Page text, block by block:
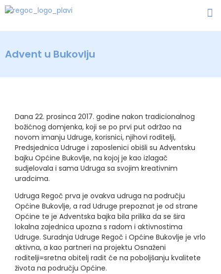
Advent u Bukovlju
Dana 22. prosinca 2017. godine nakon tradicionalnog
božićnog domjenka, koji se po prvi put održao na
novom imanju Udruge, korisnici, njihovi roditelji,
Predsjednica Udruge i zaposlenici obišli su Adventsku
bajku Općine Bukovlje, na kojoj je kao izlagač
sudjelovala i sama Udruga sa svojim kreativnim
uradcima.
Udruga Regoč prva je ovakva udruga na području
Općine Bukovlje, a rad Udruge prepoznat je od strane
Općine te je Adventska bajka bila prilika da se šira
lokalna zajednica upozna s radom i aktivnostima
Udruge. Suradnja Udruge Regoč i Općine Bukovlje je vrlo
aktivna, a kao partneri na projektu Osnaženi
roditelji=sretna obitelj radit će na poboljšanju kvalitete
života na području Općine.